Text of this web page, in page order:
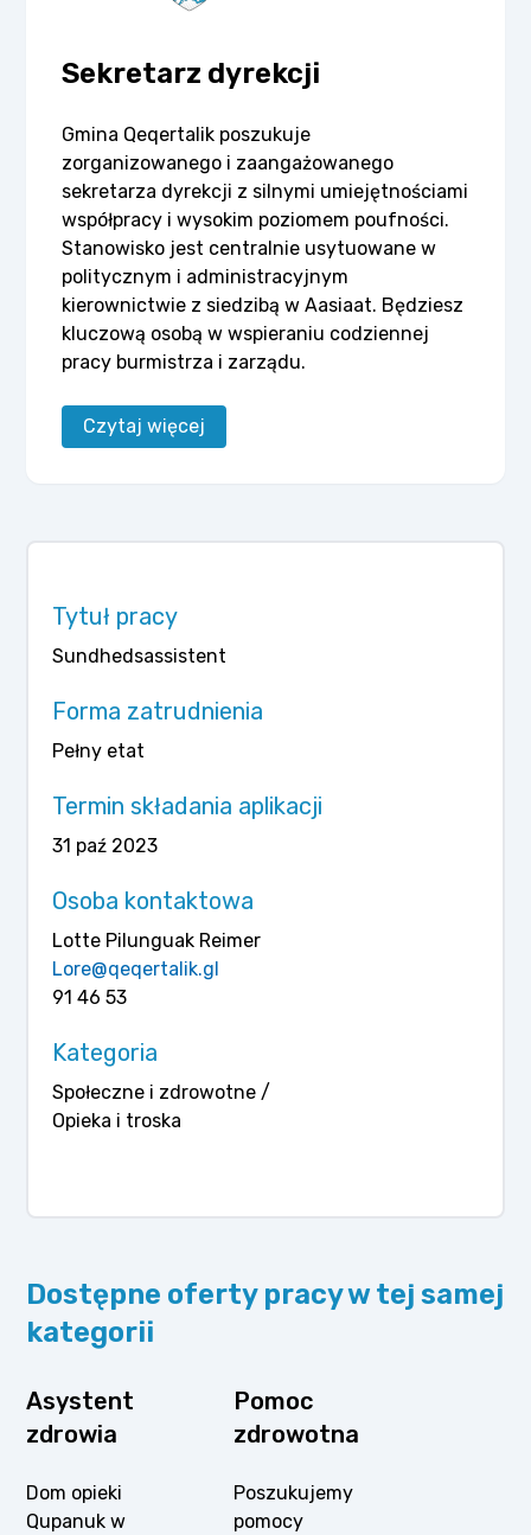
Sekretarz dyrekcji
Gmina Qeqertalik poszukuje
zorganizowanego i zaangażowanego
sekretarza dyrekcji z silnymi umiejętnościami
współpracy i wysokim poziomem poufności.
Stanowisko jest centralnie usytuowane w
politycznym i administracyjnym
kierownictwie z siedzibą w Aasiaat. Będziesz
kluczową osobą w wspieraniu codziennej
pracy burmistrza i zarządu.
Czytaj więcej
Tytuł pracy
Sundhedsassistent
Forma zatrudnienia
Pełny etat
Termin składania aplikacji
31 paź 2023
Osoba kontaktowa
Lotte Pilunguak Reimer
Lore@qeqertalik.gl
91 46 53
Kategoria
Społeczne i zdrowotne /
Opieka i troska
Dostępne oferty pracy w tej samej
kategorii
Asystent
zdrowia
Dom opieki
Qupanuk w
Pomoc
zdrowotna
Poszukujemy
pomocy